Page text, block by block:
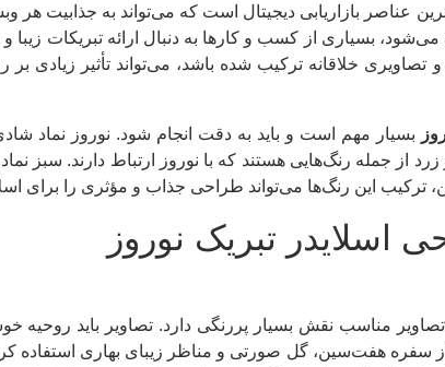
عناصر بازاریابی دیجیتال است که می‌تواند به جذابیت هر
بسیاری از کسب و کارها به دنبال ارائه تبریکات
خلاقانه ترکیب شده باشد، می‌تواند تأثیر زیادی
بسیار مهم است و باید به دقت انجام شود. نوروز نماد
از جمله رنگ‌هایی هستند که با نوروز ارتباط دارند.
ترکیب این رنگ‌ها می‌تواند طراحی جذاب و مؤثری را برای
اسلایدر تبریک نوروز
تصاویر مناسب نقش بسیار پررنگی دارد. تصاویر باید
سفره هفت‌سین، گل صورتی و مناظر زیبای بهاری استفاده